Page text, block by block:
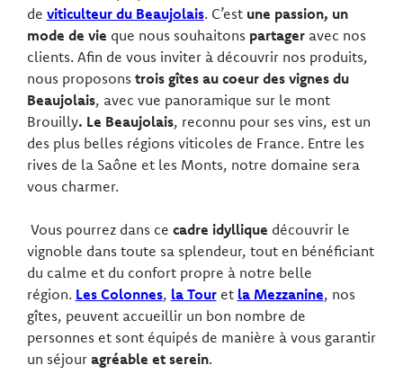
de viticulteur du Beaujolais. C’est une passion, un
mode de vie que nous souhaitons partager avec nos
clients. Afin de vous inviter à découvrir nos produits,
nous proposons trois gîtes au coeur des vignes du
Beaujolais, avec vue panoramique sur le mont
Brouilly. Le Beaujolais, reconnu pour ses vins, est un
des plus belles régions viticoles de France. Entre les
rives de la Saône et les Monts, notre domaine sera
vous charmer.
Vous pourrez dans ce cadre idyllique découvrir le
vignoble dans toute sa splendeur, tout en bénéficiant
du calme et du confort propre à notre belle
région. Les Colonnes, la Touret la Mezzanine, nos
gîtes, peuvent accueillir un bon nombre de
personnes et sont équipés de manière à vous garantir
un séjour agréable et serein.